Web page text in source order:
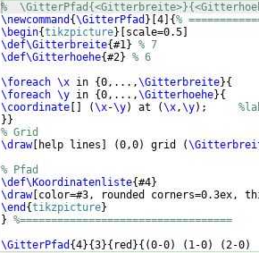
%
\newcommand {\GitterPfad } 4 {%
\begin{tikzpicture} scale=0.5
\def\Gitterbreite{#1} % 7
\def\Gitterhoehe{#2} % 6
\foreach \x in {0,...,\Gitterbreite}{
\foreach \y in {0,...,\Gitterhoehe}{
\coordinate
(\x-\y) at (\x,\y) ;
}}
% Grid
\draw[ help lines (0,0) grid (
% Pfad
\def\Koordinatenliste{#4}
\draw[ color=#3, rounded corners=0.3ex,
\end {tikzpicture}
} %==================================
\GitterPfad {4}{3}{ red }{(0-0) ( 1-0) (2-0)